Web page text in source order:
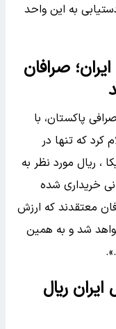
به این واحد
صرافان
پاکستان، با
کرد که تنها در
، ریال مورد نظر به
خریداری شده
معتقدند که ارزش
شد و به همین
ریال